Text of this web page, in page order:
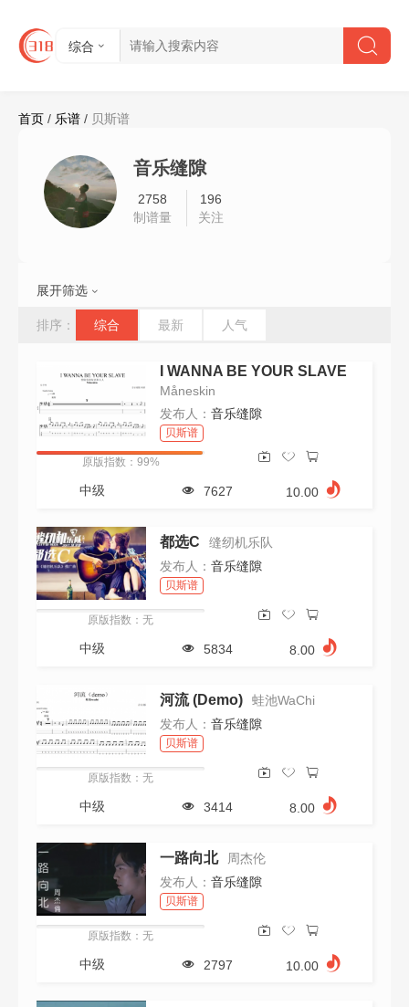
综合
首页 / 乐谱 / 贝斯谱
音乐缝隙
2758
制谱量
196
关注
展开筛选
难度:
不限 初级 中级
速度:
不限 61以下 61-90
91-120
121-150
151-180
视频:
不限
无
51-100
100以上
排序： 综合 最新 人气
I WANNA BE YOUR SLAVE
Måneskin
发布人： 音乐缝隙
贝斯谱
原版指数：99%
中级 7627 10.00
都选C
缝纫机乐队
发布人： 音乐缝隙
贝斯谱
原版指数：无
中级 5834 8.00
河流 (Demo)
蛙池WaChi
发布人： 音乐缝隙
贝斯谱
原版指数：无
中级 3414 8.00
一路向北
周杰伦
发布人： 音乐缝隙
贝斯谱
原版指数：无
中级 2797 10.00